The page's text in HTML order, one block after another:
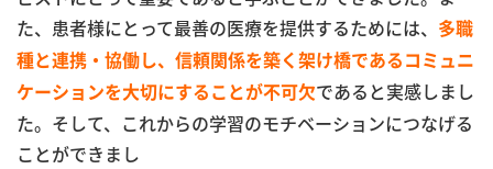
た、患者様にとって最善の医療を提供するためには、
多職
種と連携・協働し、信頼関係を築く架け橋であるコミュニ
ケーションを大切にすることが不可欠であると実感しまし
た。そして、これからの学習のモチベーションにつなげる
ことができまし